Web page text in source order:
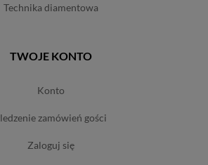
technika diamentowa
TWOJE KONTO
konto
śledzenie zamówień gości
zaloguj się